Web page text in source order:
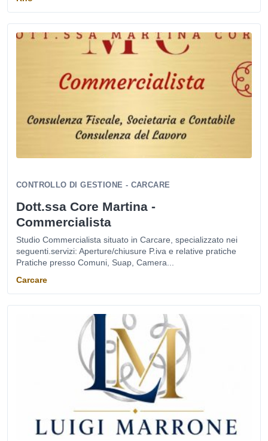
CONTROLLO DI GESTIONE - CARCARE
Dott.ssa Core Martina -
Commercialista
Studio Commercialista situato in Carcare, specializzato nei
seguenti.servizi: Aperture/chiusure P.iva e relative pratiche
Pratiche presso Comuni, Suap, Camera...
Carcare